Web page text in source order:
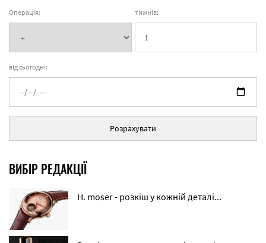
Операція: тижнів:
від сьогодні:
Розрахувати
ВИБІР РЕДАКЦІЇ
H. moser - розкіш у кожній деталі...